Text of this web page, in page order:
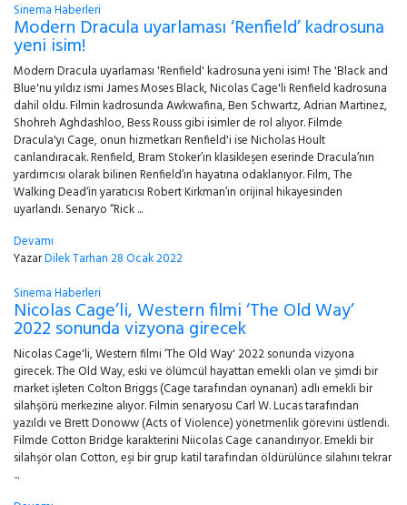
Sinema Haberleri
Modern Dracula uyarlaması ‘Renfield’ kadrosuna
yeni isim!
Modern Dracula uyarlaması 'Renfield' kadrosuna yeni isim! The 'Black and
Blue'nu yıldız ismi James Moses Black, Nicolas Cage'li Renfield kadrosuna
dahil oldu. Filmin kadrosunda Awkwafina, Ben Schwartz, Adrian Martinez,
Shohreh Aghdashloo, Bess Rouss gibi isimler de rol alıyor. Filmde
Dracula'yı Cage, onun hizmetkarı Renfield'i ise Nicholas Hoult
canlandıracak. Renfield, Bram Stoker’ın klasikleşen eserinde Dracula’nın
yardımcısı olarak bilinen Renfield’ın hayatına odaklanıyor. Film, The
Walking Dead‘in yaratıcısı Robert Kirkman’ın orijinal hikayesinden
uyarlandı. Senaryo “Rick ...
Devamı
YazarDilek Tarhan28 Ocak 2022
Sinema Haberleri
Nicolas Cage’li, Western filmi ‘The Old Way’
2022 sonunda vizyona girecek
Nicolas Cage'li, Western filmi ‘The Old Way' 2022 sonunda vizyona
girecek. The Old Way, eski ve ölümcül hayattan emekli olan ve şimdi bir
market işleten Colton Briggs (Cage tarafından oynanan) adlı emekli bir
silahşörü merkezine alıyor. Filmin senaryosu Carl W. Lucas tarafından
yazıldı ve Brett Donoww (Acts of Violence) yönetmenlik görevini üstlendi.
Filmde Cotton Bridge karakterini Niicolas Cage canandırıyor. Emekli bir
silahşör olan Cotton, eşi bir grup katil tarafından öldürülünce silahını tekrar
...